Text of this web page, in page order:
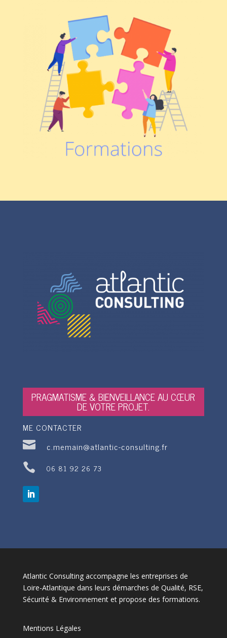
PRAGMATISME & BIENVEILLANCE AU CŒUR
DE VOTRE PROJET.
ME CONTACTER
 c.memain@atlantic-consulting.fr
 06 81 92 26 73
Atlantic Consulting accompagne les entreprises de
Loire-Atlantique dans leurs démarches de Qualité, RSE,
Sécurité & Environnement et propose des formations.
Mentions Légales